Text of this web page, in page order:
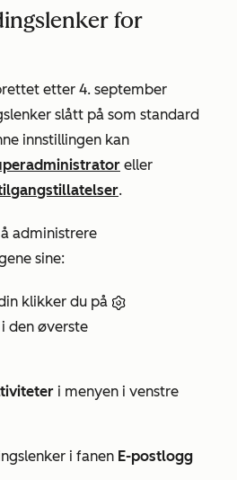
for
etter 4. september
slått på som standard
innstillingen kan
eller
.
administrere
sine:
klikker du på
i den øverste
i menyen i venstre
i fanen E-postlogg